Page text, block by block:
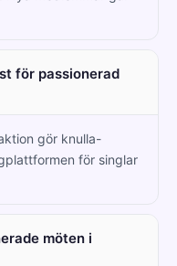
för passionerad
gör knulla-
för singlar
möten i